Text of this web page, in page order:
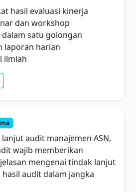
hasil evaluasi kinerja
dan workshop
dalam satu golongan
laporan harian
ilmiah
audit manajemen ASN,
wajib memberikan
mengenai tindak lanjut
audit dalam jangka